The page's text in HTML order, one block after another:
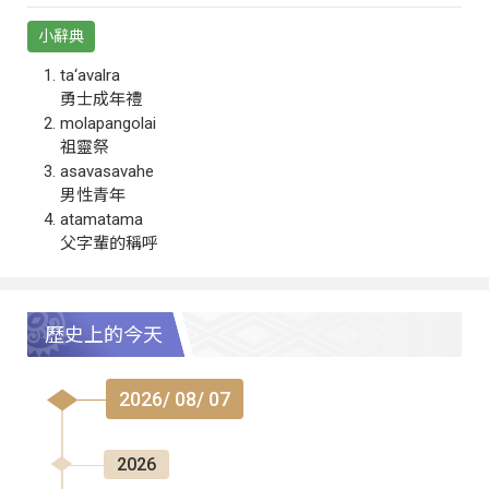
小辭典
ta‘avalra
勇士成年禮
molapangolai
祖靈祭
asavasavahe
男性青年
atamatama
父字輩的稱呼
歷史上的今天
2026/ 08/ 07
2026